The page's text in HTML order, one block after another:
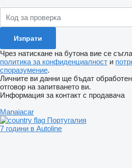
Чрез натискане на бутона вие се
политика за конфиденциалност и
споразумение.
Личните ви данни ще бъдат
отговор на запитването ви.
Информация за контакт с продавача
Manaiacar
Португалия
7 години в Autoline